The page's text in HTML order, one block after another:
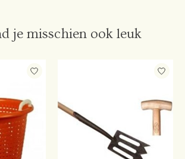
je misschien ook leuk